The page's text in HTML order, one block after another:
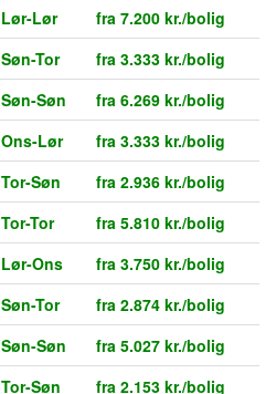
Lør-Lør
fra 7.200 kr./bolig
Søn-Tor
fra 3.333 kr./bolig
Søn-Søn
fra 6.269 kr./bolig
Ons-Lør
fra 3.333 kr./bolig
Tor-Søn
fra 2.936 kr./bolig
Tor-Tor
fra 5.810 kr./bolig
Lør-Ons
fra 3.750 kr./bolig
Søn-Tor
fra 2.874 kr./bolig
Søn-Søn
fra 5.027 kr./bolig
Tor-Søn fra 2.153 kr./bolig